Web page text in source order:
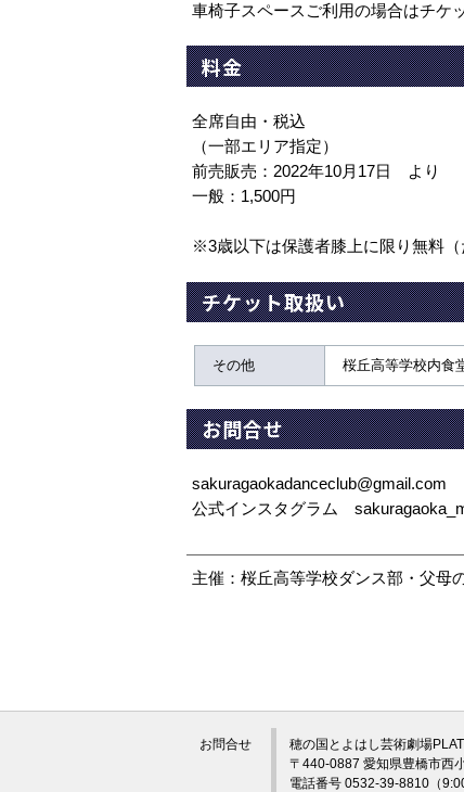
車椅子スペースご利用の場合はチケ
料金
全席自由・税込
（一部エリア指定）
前売販売：2022年10月17日 より
一般：1,500円
※3歳以下は保護者膝上に限り無料（
チケット取扱い
その他 桜丘高等学校内食
お問合せ
sakuragaokadanceclub@gmail.com
公式インスタグラム
主催：桜丘高等学校ダンス部・父母
お問合せ
穂の国とよはし芸術劇場PLAT
〒440-0887 愛知県豊橋市西
電話番号 0532-39-8810（